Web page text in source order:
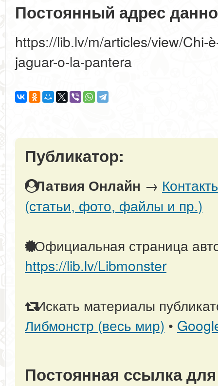
Постоянный адрес
https://lib.lv/m/articles/view/Chi-
jaguar-o-la-pantera
Публикатор:
Латвия Онлайн →
(статьи, фото, файлы и пр.)
Официальная страница
https://lib.lv/Libmonster
Искать материалы
Либмонстр (весь мир) •
Постоянная ссылка